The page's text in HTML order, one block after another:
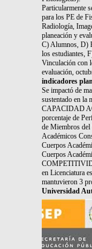
Particularmente
para los PE de
Radiología,
planeación y
C) Alumnos, D)
los estudiantes,
Vinculación con
evaluación,
indicadores
Se impactó de
sustentado en la
CAPACIDAD
porcentaje de
de Miembros
Académicos
Cuerpos
Cuerpos
en Licenciatura
mantuvieron 3
Universidad